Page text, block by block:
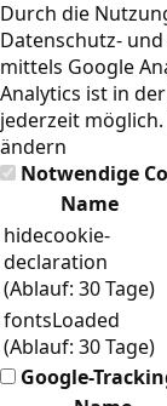
Durch die
Datenschutz-
mittels Google
Analytics ist in
jederzeit möglich.
ändern
Notwendige
Name
hidecookie-
declaration
(Ablauf: 30 Tage)
fontsLoaded
(Ablauf: 30 Tage)
Google-